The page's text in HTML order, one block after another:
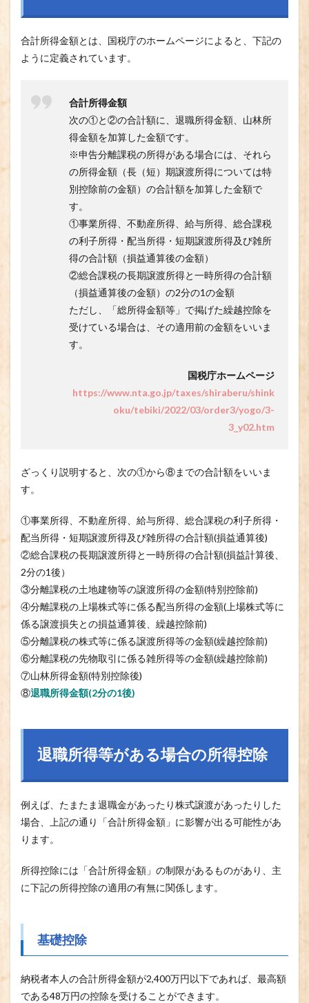
合計所得金額とは、国税庁のホームページによると、下記の
ように定義されています。
合計所得金額
次の①と②の合計額に、 退職所得金額、山林所
得金額を加算した金額です。
※申告分離課税の所得がある場合には、それら
の所得金額（長（短）期譲渡所得については特
別控除前の金額）の合計額を加算した金額で
す。
①事業所得、不動産所得、給与所得、総合課税
の利子所得・配当所得・短期譲渡所得及び雑所
得の合計額（損益通算後の金額）
②総合課税の長期譲渡所得と一時所得の合計額
（損益通算後の金額）の2分の1の金額
ただし、「総所得金額等」で掲げた繰越控除を
受けている場合は、その適用前の金額をいいま
す。
国税庁ホームページ
https://www.nta.go.jp/taxes/shiraberu/shink
oku/tebiki/2022/03/order3/yogo/3-
3_y02.htm
ざっくり説明すると、次の①から⑧までの合計額をいいま
す。
①事業所得、不動産所得、給与所得、総合課税の利子所得・
配当所得・短期譲渡所得及び雑所得の合計額(損益通算後)
②総合課税の長期譲渡所得と一時所得の合計額(損益計算後、
2分の1後）
③分離課税の土地建物等の譲渡所得の金額(特別控除前)
④分離課税の上場株式等に係る配当所得の金額(上場株式等に
係る譲渡損失との損益通算後、繰越控除前)
⑤分離課税の株式等に係る譲渡所得等の金額(繰越控除前)
⑥分離課税の先物取引に係る雑所得等の金額(繰越控除前)
⑦山林所得金額(特別控除後)
⑧退職所得金額(2分の1後)
退職所得等がある場合の所得控除
例えば、たまたま退職金があったり株式譲渡があったりした
場合、上記の通り「合計所得金額」に影響が出る可能性があ
ります。
所得控除には「合計所得金額」の制限があるものがあり、主
に下記の所得控除の適用の有無に関係します。
基礎控除
納税者本人の合計所得金額が2,400万円以下であれば、最高額
である48万円の控除を受けることができます。